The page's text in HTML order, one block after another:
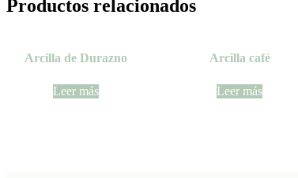
Productos relacionados
Arcilla de Durazno
Leer más
Arcilla café
Leer más